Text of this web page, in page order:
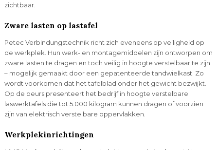
zichtbaar.
Zware lasten op lastafel
Petec Verbindungstechnik richt zich eveneens op veiligheid op
de werkplek. Hun werk- en montagemiddelen zijn ontworpen om
zware lasten te dragen en toch veilig in hoogte verstelbaar te zijn
– mogelijk gemaakt door een gepatenteerde tandwielkast. Zo
wordt voorkomen dat het tafelblad onder het gewicht bezwijkt.
Op de beurs presenteert het bedrijf in hoogte verstelbare
laswerktafels die tot 5.000 kilogram kunnen dragen of voorzien
zijn van elektrisch verstelbare oppervlakken.
Werkplekinrichtingen